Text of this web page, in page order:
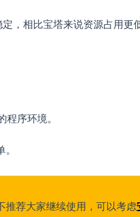
，相比宝塔来说资源占用更
序环境。
推荐大家继续使用，可以考虑